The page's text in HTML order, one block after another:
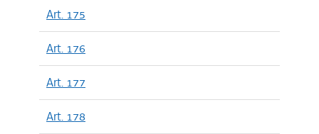
Art. 175
Art. 176
Art. 177
Art. 178